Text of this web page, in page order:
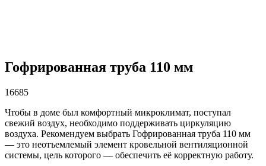
Гофрированная труба 110 мм
16685
Чтобы в доме был комфортный микроклимат, поступал
свежий воздух, необходимо поддерживать циркуляцию
воздуха. Рекомендуем выбрать Гофрированная труба 110 мм
— это неотъемлемый элемент кровельной вентиляционной
системы, цель которого — обеспечить её корректную работу.